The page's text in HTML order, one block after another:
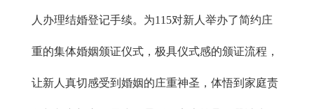
人办理结婚登记手续。为115对新人举办了简约庄
重的集体婚姻颁证仪式，极具仪式感的颁证流程，
让新人真切感受到婚姻的庄重神圣，体悟到家庭责